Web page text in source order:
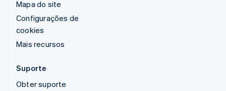
Mapa do site
Configurações de
cookies
Mais recursos
Suporte
Obter suporte